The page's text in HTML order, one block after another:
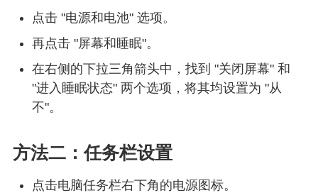
点击 "电源和电池" 选项。
再点击 "屏幕和睡眠"。
在右侧的下拉三角箭头中，找到 "关闭屏幕" 和
"进入睡眠状态" 两个选项，将其均设置为 "从
不"。
方法二：任务栏设置
点击电脑任务栏右下角的电源图标。